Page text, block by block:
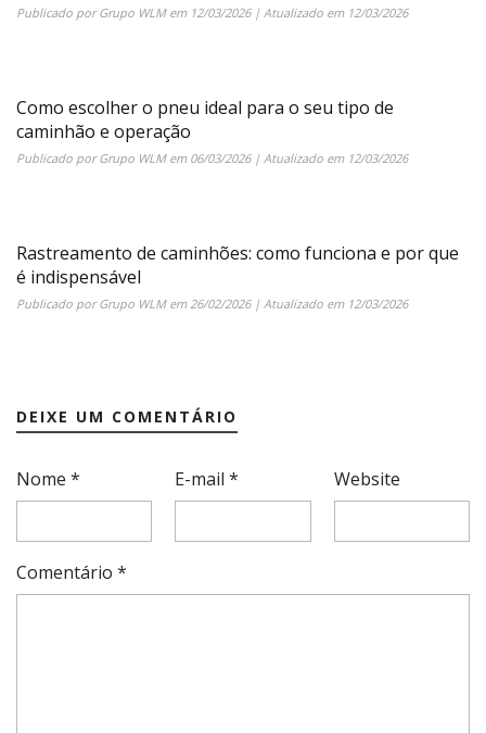
Publicado porGrupo WLMem 12/03/2026| Atualizado em 12/03/2026
Como escolher o pneu ideal para o seu tipo de
caminhão e operação
Publicado porGrupo WLMem 06/03/2026| Atualizado em 12/03/2026
Rastreamento de caminhões: como funciona e por que
é indispensável
Publicado porGrupo WLMem26/02/2026| Atualizado em 12/03/2026
DEIXE UM COMENTÁRIO
Nome * E-mail* Website
Comentário *